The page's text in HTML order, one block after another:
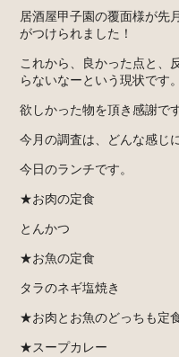
居酒屋甲子園の覆面様が先
がつけられました！
これから、良かった点と、
らないなーという現状です。
欲しかった物を頂き感謝で
今月の調査は、どんな感じ
今日のランチです。
★お肉の定食
とんかつ
★お魚の定食
タラのネギ塩焼き
★お肉とお魚のどっちも定
★スープカレー